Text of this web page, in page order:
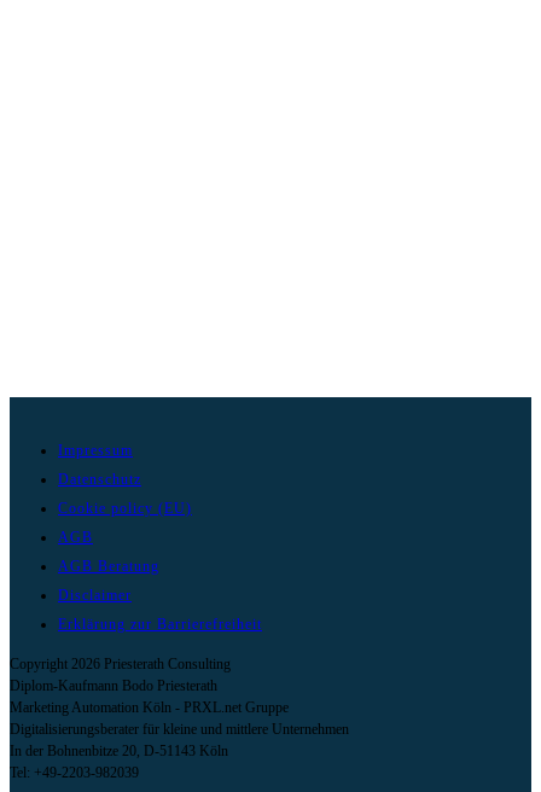
Impressum
Datenschutz
Cookie policy (EU)
AGB
AGB Beratung
Disclaimer
Erklärung zur Barrierefreiheit
Copyright 2026 Priesterath Consulting
Diplom-Kaufmann Bodo Priesterath
Marketing Automation Köln - PRXL.net Gruppe
Digitalisierungsberater für kleine und mittlere Unternehmen
In der Bohnenbitze 20, D-51143 Köln
Tel: +49-2203-982039